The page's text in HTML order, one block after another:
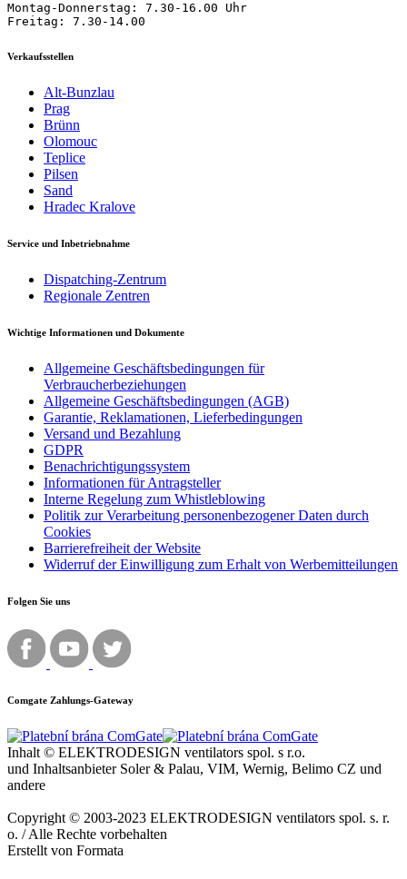
Montag-Donnerstag: 7.30-16.00 Uhr
Freitag: 7.30-14.00
Verkaufsstellen
Alt-Bunzlau
Prag
Brünn
Olomouc
Teplice
Pilsen
Sand
Hradec Kralove
Service und Inbetriebnahme
Dispatching-Zentrum
Regionale Zentren
Wichtige Informationen und Dokumente
Allgemeine Geschäftsbedingungen für
Verbraucherbeziehungen
Allgemeine Geschäftsbedingungen (AGB)
Garantie, Reklamationen, Lieferbedingungen
Versand und Bezahlung
GDPR
Benachrichtigungssystem
Informationen für Antragsteller
Interne Regelung zum Whistleblowing
Politik zur Verarbeitung personenbezogener Daten durch
Cookies
Barrierefreiheit der Website
Widerruf der Einwilligung zum Erhalt von Werbemitteilungen
Folgen Sie uns
Comgate Zahlungs-Gateway
Inhalt © ELEKTRODESIGN ventilators spol. s r.o.
und Inhaltsanbieter Soler & Palau, VIM, Wernig, Belimo CZ und
andere
Copyright © 2003-2023 ELEKTRODESIGN ventilators spol. s. r.
o. / Alle Rechte vorbehalten
Erstellt von Formata